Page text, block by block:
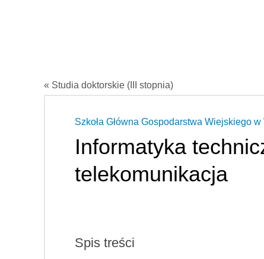
« Studia doktorskie (III stopnia)
Szkoła Główna Gospodarstwa Wiejskiego
Informatyka
telekomunikacja
Spis treści